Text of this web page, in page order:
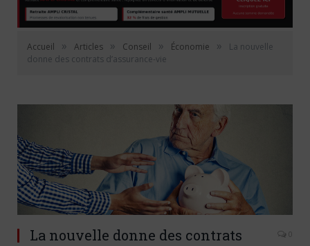
Accueil » Articles » Conseil » Économie »
La nouvelle
donne des contrats d’assurance-vie
La nouvelle donne des contrats
0